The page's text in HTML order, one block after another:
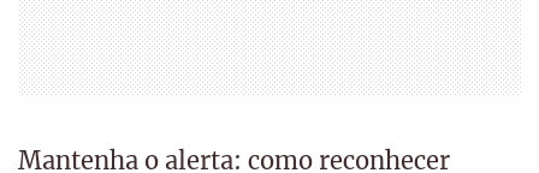
Mantenha o alerta: como reconhecer